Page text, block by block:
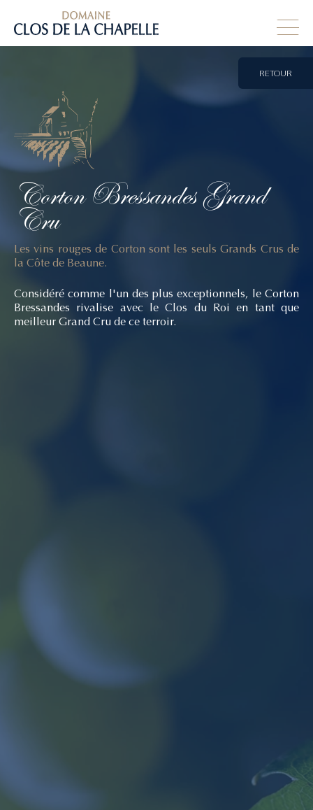
Corton Bressandes Grand
Cru
Les vins rouges de Corton sont les seuls Grands Crus de
la Côte de Beaune.
Considéré comme l'un des plus exceptionnels, le Corton
Bressandes rivalise avec le Clos du Roi en tant que
meilleur Grand Cru de ce terroir.
RETOUR